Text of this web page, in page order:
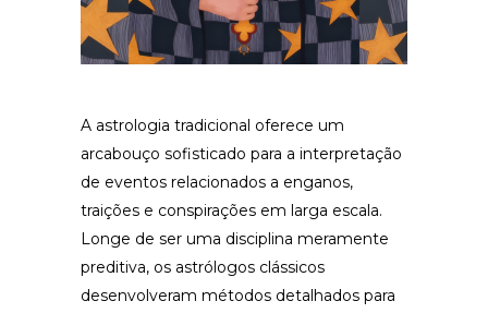
A astrologia tradicional oferece um
arcabouço sofisticado para a interpretação
de eventos relacionados a enganos,
traições e conspirações em larga escala.
Longe de ser uma disciplina meramente
preditiva, os astrólogos clássicos
desenvolveram métodos detalhados para